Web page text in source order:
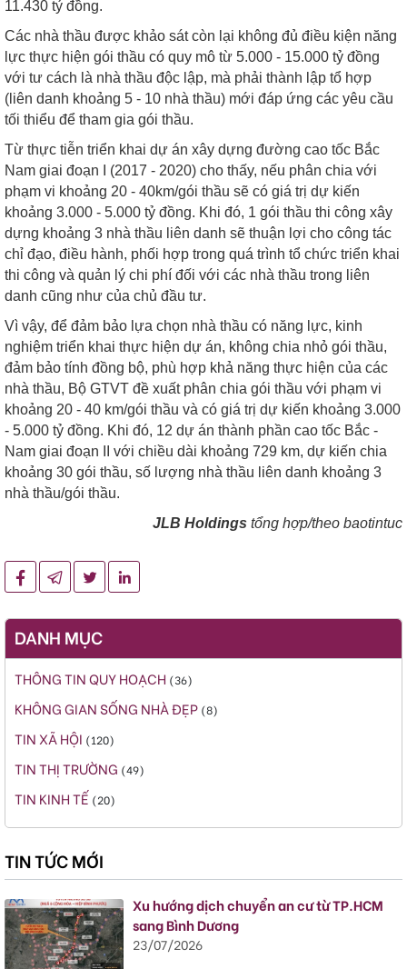
11.430 tỷ đồng.
Các nhà thầu được khảo sát còn lại không đủ điều kiện năng
lực thực hiện gói thầu có quy mô từ 5.000 - 15.000 tỷ đồng
với tư cách là nhà thầu độc lập, mà phải thành lập tổ hợp
(liên danh khoảng 5 - 10 nhà thầu) mới đáp ứng các yêu cầu
tối thiểu để tham gia gói thầu.
Từ thực tiễn triển khai dự án xây dựng đường cao tốc Bắc
Nam giai đoạn I (2017 - 2020) cho thấy, nếu phân chia với
phạm vi khoảng 20 - 40km/gói thầu sẽ có giá trị dự kiến
khoảng 3.000 - 5.000 tỷ đồng. Khi đó, 1 gói thầu thi công xây
dựng khoảng 3 nhà thầu liên danh sẽ thuận lợi cho công tác
chỉ đạo, điều hành, phối hợp trong quá trình tổ chức triển khai
thi công và quản lý chi phí đối với các nhà thầu trong liên
danh cũng như của chủ đầu tư.
Vì vậy, để đảm bảo lựa chọn nhà thầu có năng lực, kinh
nghiệm triển khai thực hiện dự án, không chia nhỏ gói thầu,
đảm bảo tính đồng bộ, phù hợp khả năng thực hiện của các
nhà thầu, Bộ GTVT đề xuất phân chia gói thầu với phạm vi
khoảng 20 - 40 km/gói thầu và có giá trị dự kiến khoảng 3.000
- 5.000 tỷ đồng. Khi đó, 12 dự án thành phần cao tốc Bắc -
Nam giai đoạn II với chiều dài khoảng 729 km, dự kiến chia
khoảng 30 gói thầu, số lượng nhà thầu liên danh khoảng 3
nhà thầu/gói thầu.
JLB Holdings tổng hợp/theo baotintuc
DANH MỤC
THÔNG TIN QUY HOẠCH (36)
KHÔNG GIAN SỐNG NHÀ ĐẸP (8)
TIN XÃ HỘI (120)
TIN THỊ TRƯỜNG (49)
TIN KINH TẾ (20)
TIN TỨC MỚI
Xu hướng dịch chuyển an cư từ TP.HCM
sang Bình Dương
23/07/2026